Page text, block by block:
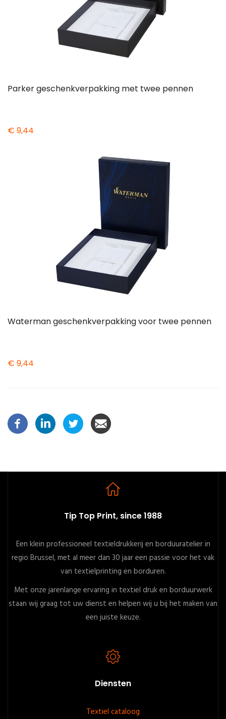
Parker geschenkverpakking met twee pennen
€ 9,44
Waterman geschenkverpakking voor twee pennen
€ 9,44
Tip Top Print, since 1988
Een klein professioneel textieldrukkerij en borduuratelier in
regio Brussel, met al meer dan 30 jaar een passie voor het vak
van textielprinting en borduren.
Met onze jarenlange ervaring in textiel druk en borduurwerk
staan wij graag tot uw dienst en helpen wij u bij het maken van
een juiste keuze.
Diensten
Textiel cataloog